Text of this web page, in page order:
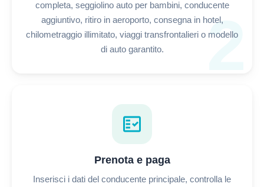
2
completa, seggiolino auto per bambini, conducente
aggiuntivo, ritiro in aeroporto, consegna in hotel,
chilometraggio illimitato, viaggi transfrontalieri o modello
di auto garantito.
fact_check
Prenota e paga
Inserisci i dati del conducente principale, controlla le